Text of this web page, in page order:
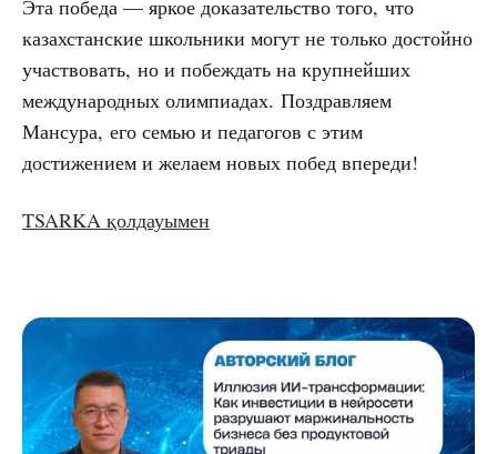
Эта победа — яркое доказательство того, что
казахстанские школьники могут не только достойно
участвовать, но и побеждать на крупнейших
международных олимпиадах. Поздравляем
Мансура, его семью и педагогов с этим
достижением и желаем новых побед впереди!
TSARKA қолдауымен